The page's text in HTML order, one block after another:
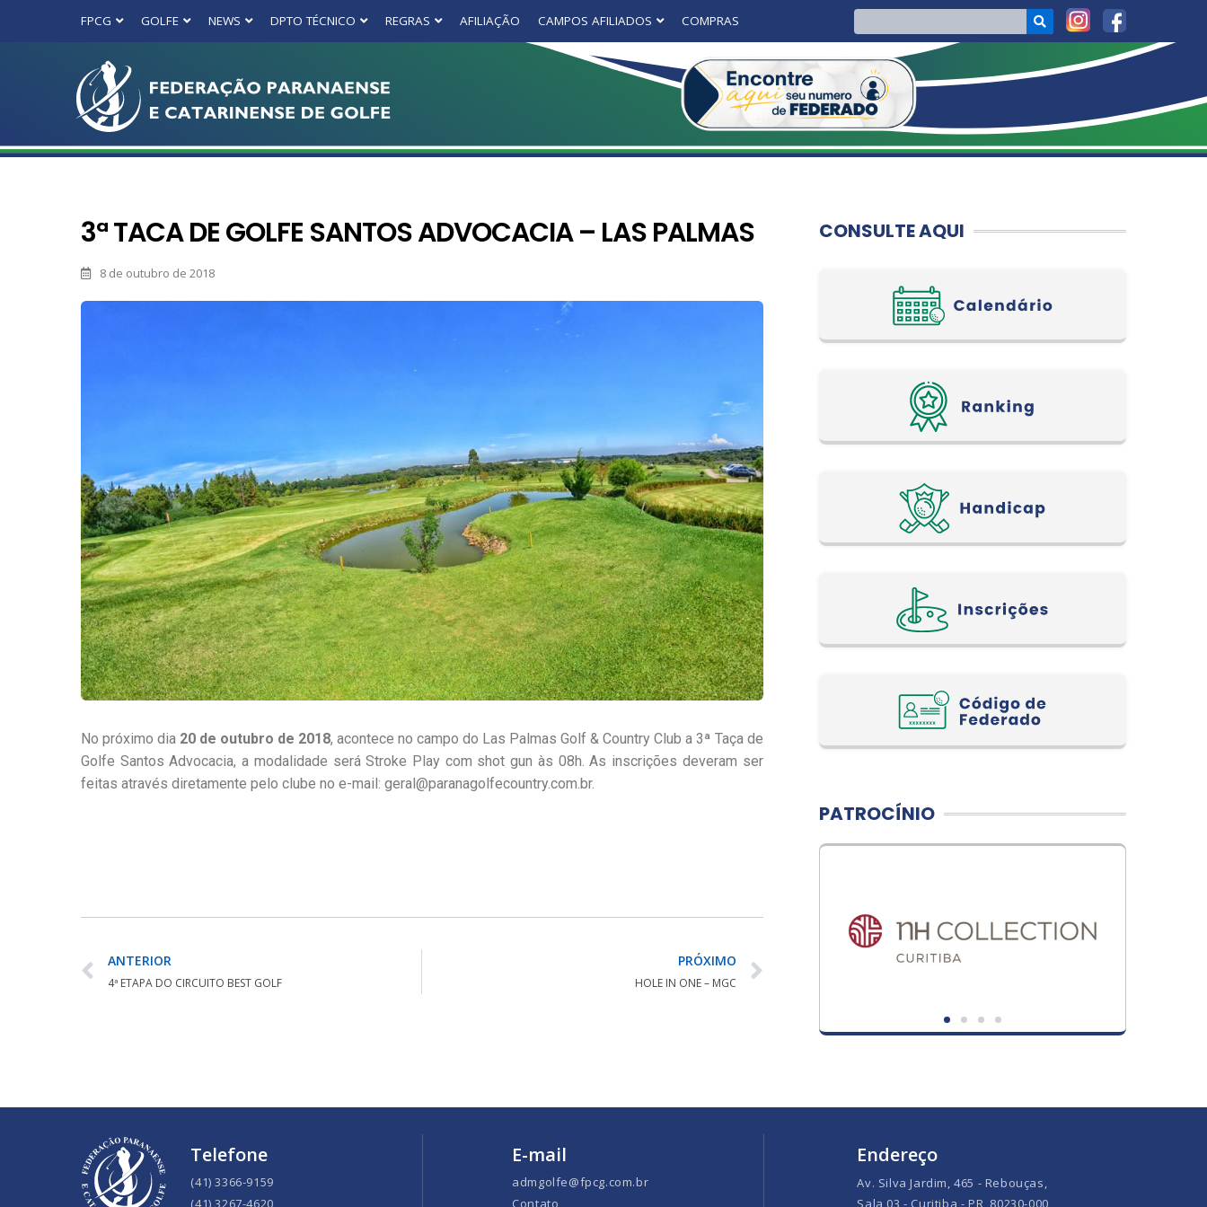
FPCG GOLFE NEWS DPTO TÉCNICO REGRAS AFILIAÇÃO CAMPOS AFILIADOS COMPRAS
3ª TACA DE GOLFE SANTOS ADVOCACIA – LAS PALMAS
8 de outubro de 2018
No próximo dia 20 de outubro de 2018, acontece no campo do Las Palmas Golf & Country Club a 3ª Taça de
Golfe Santos Advocacia, a modalidade será Stroke Play com shot gun às 08h. As inscrições deveram ser
feitas através diretamente pelo clube no e-mail: geral@paranagolfecountry.com.br.
ANTERIOR
4ª ETAPA DO CIRCUITO BEST GOLF
PRÓXIMO
HOLE IN ONE – MGC
CONSULTE AQUI
PATROCÍNIO
Telefone
(41) 3366-9159
E-mail
admgolfe@fpcg.com.br
Endereço
Av. Silva Jardim, 465 - Rebouças,